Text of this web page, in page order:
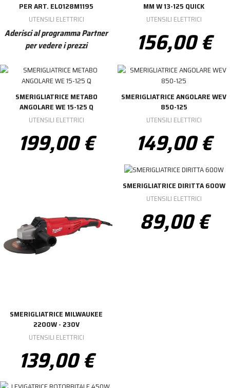
PER ART. EL0128M1195
UTENSILI ELETTRICI
Aderisci al programma Partner
per vedere i prezzi
MM W 13-125 QUICK
UTENSILI ELETTRICI
156,00 €
SMERIGLIATRICE METABO
ANGOLARE WE 15-125 Q
UTENSILI ELETTRICI
199,00 €
SMERIGLIATRICE ANGOLARE WEV
850-125
UTENSILI ELETTRICI
149,00 €
SMERIGLIATRICE MILWAUKEE
2200W - 230V
UTENSILI ELETTRICI
139,00 €
SMERIGLIATRICE DIRITTA 600W
UTENSILI ELETTRICI
89,00 €